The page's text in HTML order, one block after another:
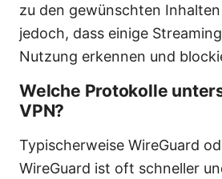
zu den gewünschten
jedoch, dass einige
Nutzung erkennen und
Welche Protokolle
VPN?
Typischerweise WireGuard
WireGuard ist oft schneller